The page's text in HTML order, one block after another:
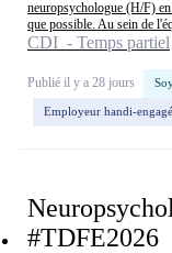
neuropsychologue (H/F)
que possible. Au sein de
CDI - Temps partiel
Publié il y a 28 jours
Employeur handi-engagé
#TDFE2026